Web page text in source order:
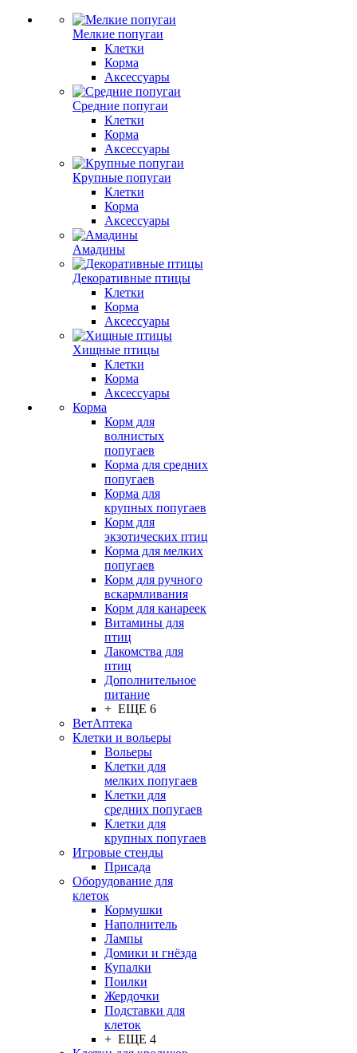
Мелкие попугаи
Клетки
Корма
Аксессуары
Средние попугаи
Клетки
Корма
Аксессуары
Крупные попугаи
Клетки
Корма
Аксессуары
Амадины
Декоративные птицы
Клетки
Корма
Аксессуары
Хищные птицы
Клетки
Корма
Аксессуары
Корма
Корм для
волнистых
попугаев
Корма для средних
попугаев
Корма для
крупных попугаев
Корм для
экзотических птиц
Корма для мелких
попугаев
Корм для ручного
вскармливания
Корм для канареек
Витамины для
птиц
Лакомства для
птиц
Дополнительное
питание
+ ЕЩЕ 6
ВетАптека
Клетки и вольеры
Вольеры
Клетки для
мелких попугаев
Клетки для
средних попугаев
Клетки для
крупных попугаев
Игровые стенды
Присада
Оборудование для
клеток
Кормушки
Наполнитель
Лампы
Домики и гнёзда
Купалки
Поилки
Жердочки
Подставки для
клеток
+ ЕЩЕ 4